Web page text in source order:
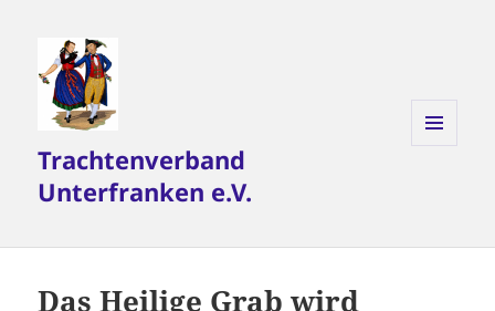
Trachtenverband
Unterfranken e.V.
Das Heilige Grab wird